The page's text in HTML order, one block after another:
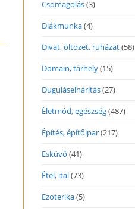
Csomagolás(3)
Diákmunka(4)
Divat, öltözet, ruházat(58)
Domain, tárhely(15)
Duguláselhárítás(27)
Életmód, egészség(487)
Építés, építőipar(217)
Esküvő (41)
Étel, ital(73)
Ezoterika(5)